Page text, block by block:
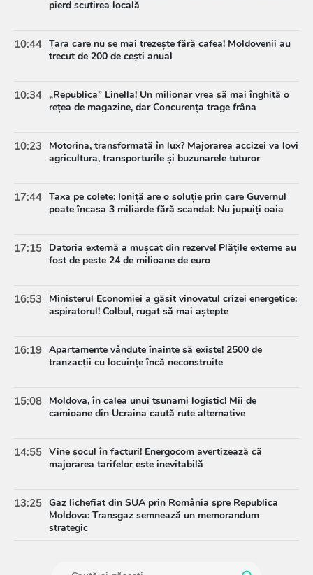
pierd scutirea locală
10:44 Țara care nu se mai trezește fără cafea! Moldovenii au
trecut de 200 de cești anual
10:34 „Republica” Linella! Un milionar vrea să mai înghită o
rețea de magazine, dar Concurența trage frâna
10:23
Motorina, transformată în lux? Majorarea accizei va lovi
agricultura, transporturile și buzunarele tuturor
17:44 Taxa pe colete: Ioniță are o soluție prin care Guvernul
poate încasa 3 miliarde fără scandal: Nu jupuiți oaia
17:15 Datoria externă a mușcat din rezerve! Plățile externe au
fost de peste 24 de milioane de euro
16:53
Ministerul Economiei a găsit vinovatul crizei energetice:
aspiratorul! Colbul, rugat să mai aștepte
16:19 Apartamente vândute înainte să existe! 2500 de
tranzacții cu locuințe încă neconstruite
15:08 Moldova, în calea unui tsunami logistic! Mii de
camioane din Ucraina caută rute alternative
14:55 Vine șocul în facturi! Energocom avertizează că
majorarea tarifelor este inevitabilă
13:25 Gaz lichefiat din SUA prin România spre Republica
Moldova: Transgaz semnează un memorandum
strategic